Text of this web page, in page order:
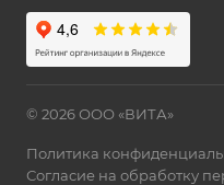
© 2026 ООО «ВИТА»
Политика
Согласие на обработку